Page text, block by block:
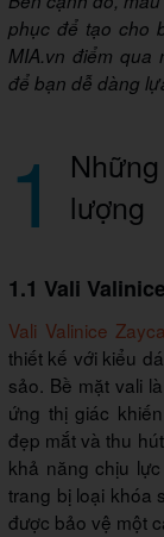
phục để tạo cho
MIA.vn điểm
để bạn dễ dàng
1
lượng
1.1 Vali
Vali Valinice
thiết kế với kiểu
sảo. Bề mặt vali
ứng thị giác
đẹp mắt và thu
khả năng chịu
trang bị loại khóa
được bảo vệ một